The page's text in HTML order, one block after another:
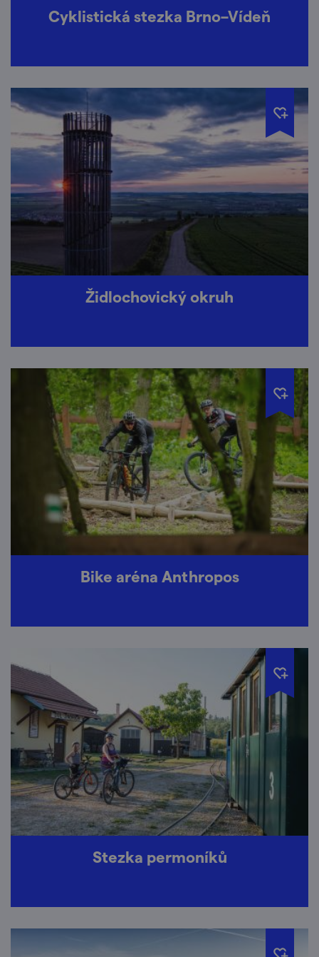
Cyklistická stezka Brno–Vídeň
Židlochovický okruh
Bike aréna Anthropos
Stezka permoníků